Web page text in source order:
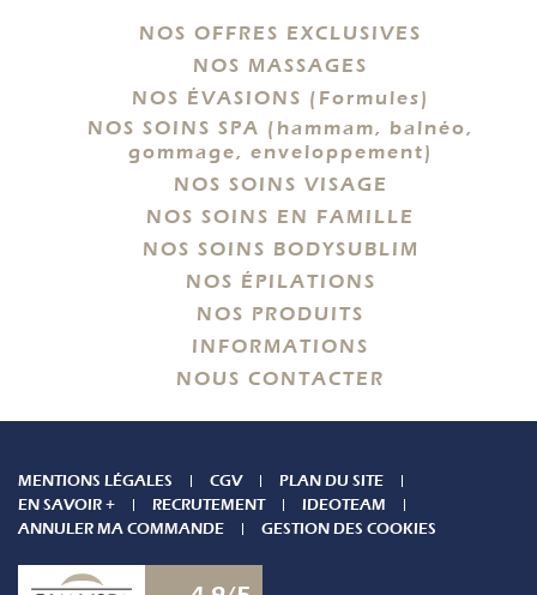
NOS OFFRES EXCLUSIVES
NOS MASSAGES
NOS ÉVASIONS (Formules)
NOS SOINS SPA (hammam, balnéo,
gommage, enveloppement)
NOS SOINS VISAGE
NOS SOINS EN FAMILLE
NOS SOINS BODYSUBLIM
NOS ÉPILATIONS
NOS PRODUITS
INFORMATIONS
NOUS CONTACTER
MENTIONS LÉGALES CGV
PLAN DU SITE
EN SAVOIR +
RECRUTEMENT
IDEOTEAM
ANNULER MA COMMANDE
GESTION DES COOKIES